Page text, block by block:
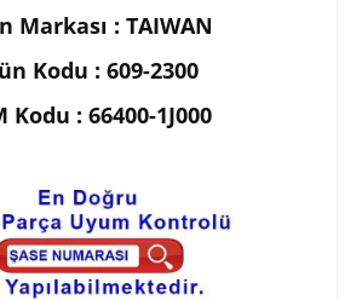
Markası : TAIWAN
Kodu : 609-2300
Kodu : 66400-1J000